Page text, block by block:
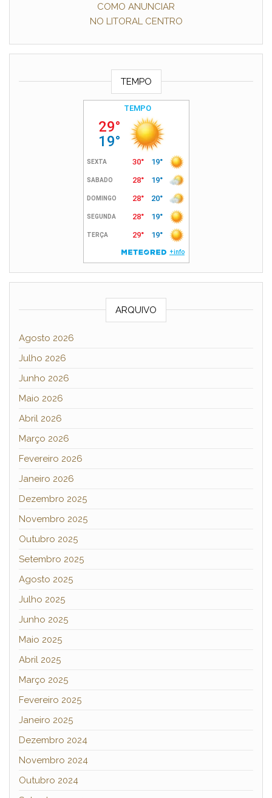
COMO ANUNCIAR
NO LITORAL CENTRO
TEMPO
ARQUIVO
Agosto 2026
Julho 2026
Junho 2026
Maio 2026
Abril 2026
Março 2026
Fevereiro 2026
Janeiro 2026
Dezembro 2025
Novembro 2025
Outubro 2025
Setembro 2025
Agosto 2025
Julho 2025
Junho 2025
Maio 2025
Abril 2025
Março 2025
Fevereiro 2025
Janeiro 2025
Dezembro 2024
Novembro 2024
Outubro 2024